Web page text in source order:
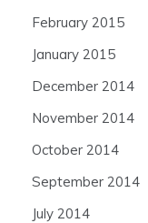
February 2015
January 2015
December 2014
November 2014
October 2014
September 2014
July 2014